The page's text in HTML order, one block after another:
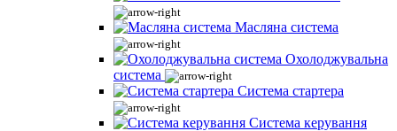
Масляна система
Охолоджувальна
система
Система стартера
Система керування